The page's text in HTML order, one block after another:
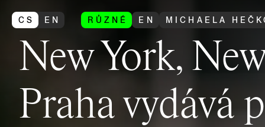
CS EN RŮZNÉ EN MICHAELA
New York,
Praha vydává